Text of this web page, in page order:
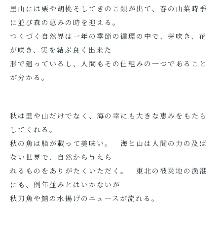
里山には栗や胡桃そしてきのこ類が出て、春の山菜時季
に並び森の恵みの時を迎える。
つくづく自然界は一年の季節の循環の中で、芽吹き、花
が咲き、実を結ぶ良く出来た
形で廻っているし、人間もその仕組みの一つであること
が分かる。
秋は里や山だけでなく、海の幸にも大きな恵みをもたら
してくれる。
秋の魚は脂が載って美味い。 海と山は人間の力の及ば
ない世界で、自然から与えら
れるものをありがたくいただく。 東北の被災地の漁港
にも、例年並みとはいかないが
秋刀魚や鯖の水揚げのニュースが流れる。